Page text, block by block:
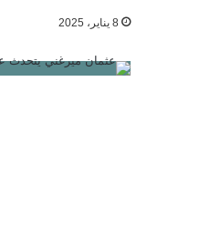
8 يناير، 2025